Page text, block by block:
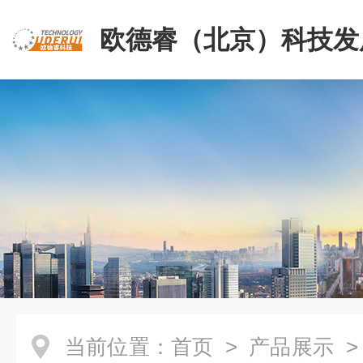
欧德睿（北京）科技
公司
当前位置： 首页 > 产品展示